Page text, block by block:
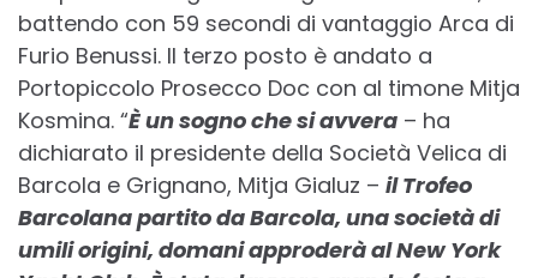
battendo con 59 secondi di vantaggio Arca di
Furio Benussi. Il terzo posto è andato a
Portopiccolo Prosecco Doc con al timone Mitja
Kosmina. “È un sogno che si avvera – ha
dichiarato il presidente della Società Velica di
Barcola e Grignano, Mitja Gialuz – il Trofeo
Barcolana partito da Barcola, una società di
umili origini, domani approderà al New York